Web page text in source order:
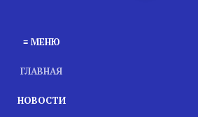
≡ МЕНЮ
ГЛАВНАЯ
НОВОСТИ